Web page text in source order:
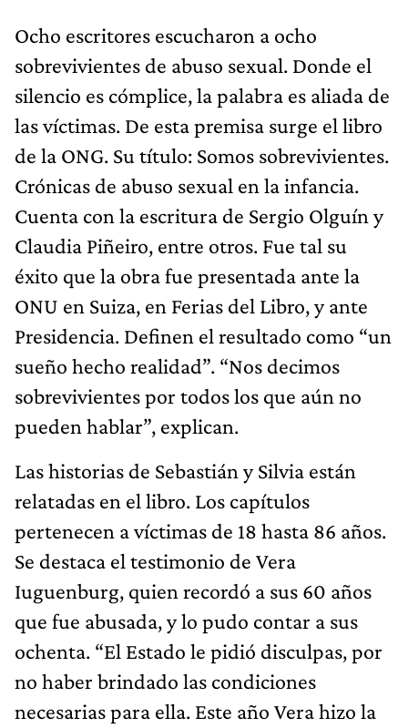
Ocho escritores escucharon a ocho
sobrevivientes de abuso sexual. Donde el
silencio es cómplice, la palabra es aliada de
las víctimas. De esta premisa surge el libro
de la ONG. Su título: Somos sobrevivientes.
Crónicas de abuso sexual en la infancia.
Cuenta con la escritura de Sergio Olguín y
Claudia Piñeiro, entre otros. Fue tal su
éxito que la obra fue presentada ante la
ONU en Suiza, en Ferias del Libro, y ante
Presidencia. Definen el resultado como “un
sueño hecho realidad”. “Nos decimos
sobrevivientes por todos los que aún no
pueden hablar”, explican.
Las historias de Sebastián y Silvia están
relatadas en el libro. Los capítulos
pertenecen a víctimas de 18 hasta 86 años.
Se destaca el testimonio de Vera
Iuguenburg, quien recordó a sus 60 años
que fue abusada, y lo pudo contar a sus
ochenta. “El Estado le pidió disculpas, por
no haber brindado las condiciones
necesarias para ella. Este año Vera hizo la